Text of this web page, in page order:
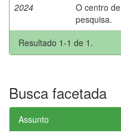
2024
O centro de
pesquisa.
Resultado 1-1 de 1.
Busca facetada
Assunto